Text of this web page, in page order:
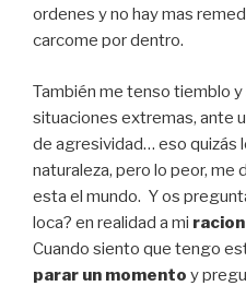
ordenes y no hay mas
carcome por dentro.
También me tenso tiemblo
situaciones extremas, ante
de agresividad… eso quizás
naturaleza, pero lo peor, me
esta el mundo. Y os
loca? en realidad a mi
Cuando siento que tengo
parar un momento y